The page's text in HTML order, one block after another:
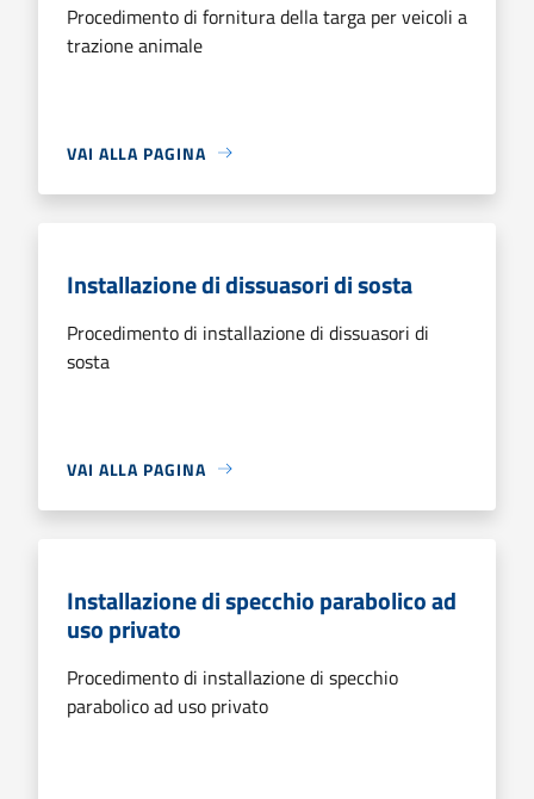
Procedimento di fornitura della targa per veicoli a
trazione animale
VAI ALLA PAGINA
Installazione di dissuasori di sosta
Procedimento di installazione di dissuasori di
sosta
VAI ALLA PAGINA
Installazione di specchio parabolico ad
uso privato
Procedimento di installazione di specchio
parabolico ad uso privato